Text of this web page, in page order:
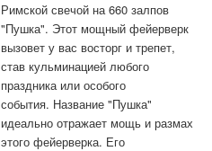
Римской свечой на 660 залпов
"Пушка". Этот мощный фейерверк
вызовет у вас восторг и трепет,
став кульминацией любого
праздника или особого
события. Название "Пушка"
идеально отражает мощь и размах
этого фейерверка. Его